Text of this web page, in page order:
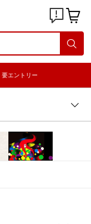
要エントリー